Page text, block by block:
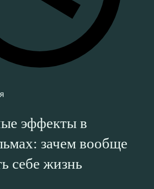
эффекты в
зачем вообще
себе жизнь